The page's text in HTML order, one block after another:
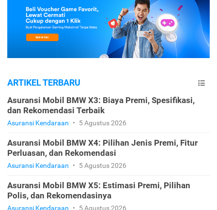
ARTIKEL TERBARU
Asuransi Mobil BMW X3: Biaya Premi, Spesifikasi,
dan Rekomendasi Terbaik
Asuransi Kendaraan • 5 Agustus 2026
Asuransi Mobil BMW X4: Pilihan Jenis Premi, Fitur
Perluasan, dan Rekomendasi
Asuransi Kendaraan • 5 Agustus 2026
Asuransi Mobil BMW X5: Estimasi Premi, Pilihan
Polis, dan Rekomendasinya
Asuransi Kendaraan • 5 Agustus 2026